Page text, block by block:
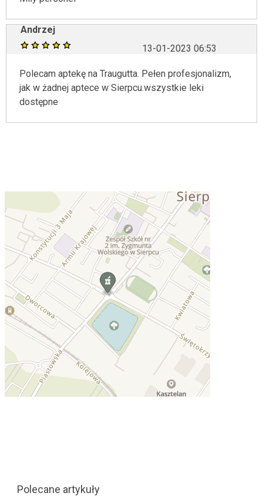
Andrzej
13-01-2023 06:53
Polecam aptekę na Traugutta. Pełen profesjonalizm,
jak w żadnej aptece w Sierpcu.wszystkie leki
dostępne
Polecane artykuły